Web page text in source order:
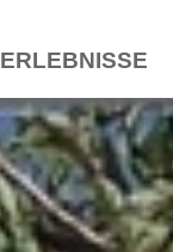
ERLEBNISSE